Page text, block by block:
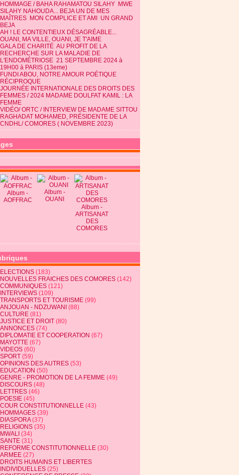
HOMMAGE / BAHA RAHAMATOU SILAHY MWE
SILAHY NAHOUDA... BEJA UN DE MES
MAÎTRES MON COMPLICE ET AMI UN GRAND
BEJA
AH ! LE CONTENTIEUX DÉSAGRÉABLE...
OUANI, MA VILLE, OUANI, JE T'AIME
GALA DE CHARITÉ AU PROFIT DE LA
RECHERCHE SUR LA MALADIE DE
L'ENDOMÉTRIOSE 21 SEPTEMBRE 2024 à
19H00 à PARIS (13eme)
FUNDI ABOU, NOTRE AMOUR POÉTIQUE
RÉCIPROQUE
JOURNÉE INTERNATIONALE DES DROITS DES
FEMMES / 2024 MADAME DOULFAT KAMIL : LA
FEMME
VIDÉO/ ORTC / INTERVIEW DE MADAME SITTOU
RAGHADAT MOHAMED, PRÉSIDENTE DE LA
CNDHL/ COMORES ( NOVEMBRE 2023)
Album -
AOFFRAC
Album -
OUANI
Album -
ARTISANAT
DES
COMORES
ELECTIONS (183)
NOUVELLES FRAICHES DES COMORES (142)
COMMUNIQUES (121)
INTERVIEWS (109)
TRANSPORTS ET TOURISME (99)
ANJOUAN - NDZUWANI (88)
CULTURE (81)
JUSTICE ET DROIT (80)
ANNONCES (74)
DIPLOMATIE ET COOPERATION (67)
MAYOTTE (67)
VIDEOS (60)
SPORT (59)
OPINIONS DES AUTRES (53)
EDUCATION (50)
GENRE - PROMOTION DE LA FEMME (49)
DISCOURS (48)
LETTRES (46)
POESIE (45)
COUR CONSTITUTIONNELLE (43)
HOMMAGES (39)
DIASPORA(37)
RELIGIONS (35)
MWALI (34)
SANTE (31)
REFORME CONSTITUTIONNELLE (30)
ARMEE (27)
DROITS HUMAINS ET LIBERTES
INDIVIDUELLES (25)